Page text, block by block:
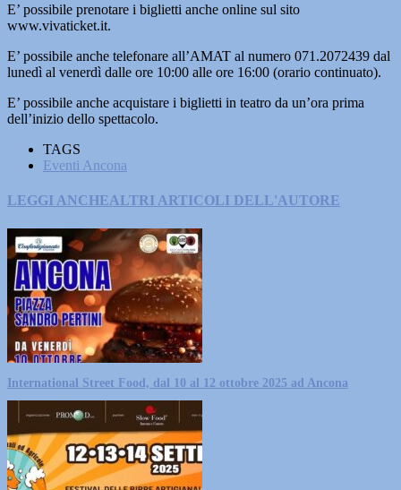
E’ possibile prenotare i biglietti anche online sul sito
www.vivaticket.it.
E’ possibile anche telefonare all’AMAT al numero 071.2072439 dal
lunedì al venerdì dalle ore 10:00 alle ore 16:00 (orario continuato).
E’ possibile anche acquistare i biglietti in teatro da un’ora prima
dell’inizio dello spettacolo.
TAGS
Eventi Ancona
LEGGI ANCHEALTRI ARTICOLI DELL'AUTORE
International Street Food, dal 10 al 12 ottobre 2025 ad Ancona